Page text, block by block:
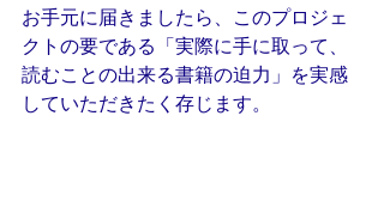
お手元に届きましたら、このプロジェ
クトの要である「実際に手に取って、
読むことの出来る書籍の迫力」を実感
していただきたく存じます。